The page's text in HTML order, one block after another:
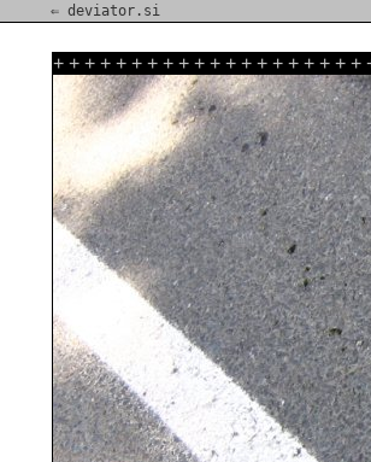
⇐ deviator.si
+ + + + + + + + + + + + + + + + + + + +